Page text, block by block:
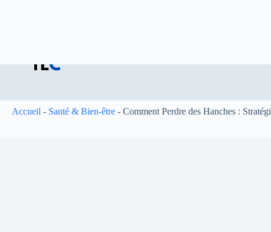
Accueil - Santé & Bien-être - Comment Perdre des Hanches :